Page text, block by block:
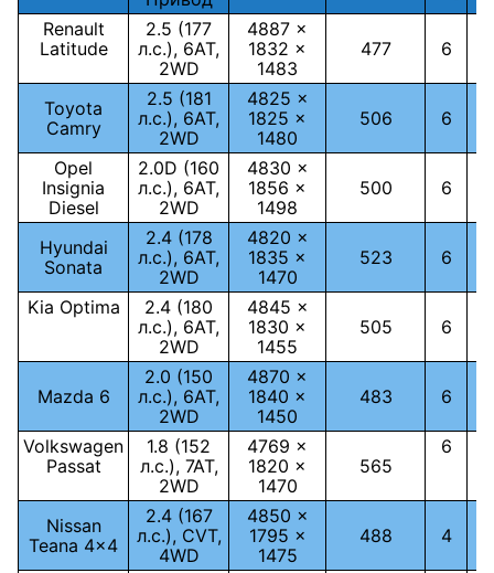
Renault
Latitude
2.5 (177
л.с.), 6АТ,
2WD
4887 ×
1832 ×
1483
477 6
Toyota
Camry
2.5 (181
л.с.), 6АТ,
2WD
4825 ×
1825 ×
1480
506 6
Opel
Insignia
Diesel
2.0D (160
л.с.), 6АТ,
2WD
4830 ×
1856 ×
1498
500 6
Hyundai
Sonata
2.4 (178
л.с.), 6АТ,
2WD
4820 ×
1835 ×
1470
523 6
Kia Optima
2.4 (180
л.с.), 6АТ,
2WD
4845 ×
1830 ×
1455
505 6
Mazda 6
2.0 (150
л.с.), 6АТ,
2WD
4870 ×
1840 ×
1450
483 6
Volkswagen
Passat
1.8 (152
л.с.), 7АТ,
2WD
4769 ×
1820 ×
1470
565
6
Nissan
Teana 4x4
2.4 (167
л.с.), CVT,
4WD
4850 ×
1795 ×
1475
488 4